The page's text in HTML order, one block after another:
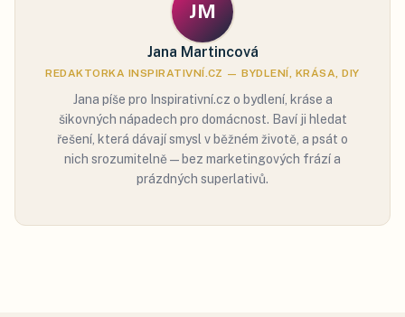
JM
Jana Martincová
REDAKTORKA INSPIRATIVNÍ.CZ — BYDLENÍ, KRÁSA, DIY
Jana píše pro Inspirativní.cz o bydlení, kráse a
šikovných nápadech pro domácnost. Baví ji hledat
řešení, která dávají smysl v běžném životě, a psát o
nich srozumitelně — bez marketingových frází a
prázdných superlativů.